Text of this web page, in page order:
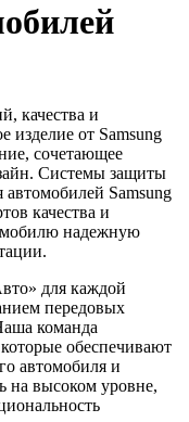
качества и
изделие от Samsung
сочетающее
Системы защиты
Samsung
качества и
надежную
для каждой
передовых
команда
обеспечивают
автомобиля и
на высоком уровне,